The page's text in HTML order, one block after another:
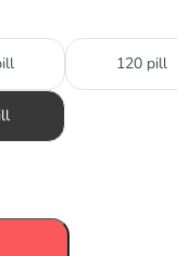
120 pill